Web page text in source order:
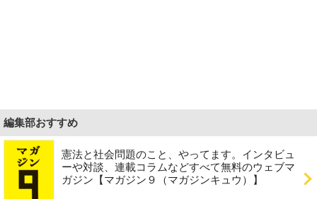
編集部おすすめ
憲法と社会問題のこと、やってます。インタビュ
ーや対談、連載コラムなどすべて無料のウェブマ
ガジン【マガジン９（マガジンキュウ）】